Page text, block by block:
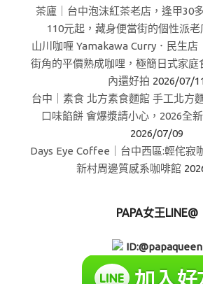
茶廬｜台中泡沫紅茶老店，逢甲30
110元起，藏身便當街的個性派老
山川咖喱 Yamakawa Curry．民生店
街角的平價熟成咖哩，極簡日式家庭
內還好拍 2026/07/
台中｜素食 北方素食麵館 手工北方
口味餡餅 會爆漿請小心，2026全
2026/07/09
Days Eye Coffee｜台中西區:輕侘寂
新村周邊質感系咖啡館
PAPA女王LINE@
ID:@papaqueen